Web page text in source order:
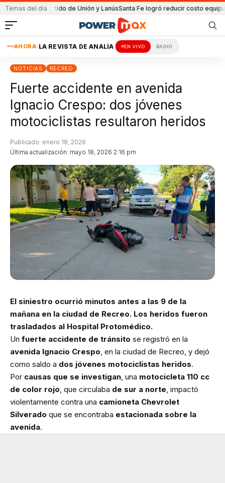
Temas del día
el partido de Unión y LanúsSanta Fe logró reducir costo equipamiento
AHORA: LA REVISTA DE ANALÍA EN VIVO RADIO
NOTICIAS RECREO
Fuerte accidente en avenida
Ignacio Crespo: dos jóvenes
motociclistas resultaron heridos
Última actualización: mayo 18, 2026 2:16 pm
Publicado: enero 18, 2026
El siniestro ocurrió minutos antes a las 9 de la
mañana en la ciudad de Recreo. Los heridos fueron
trasladados al Hospital Protomédico.
Un fuerte accidente de tránsito se registró en la
avenida Ignacio Crespo, en la ciudad de Recreo, y dejó
como saldo a dos jóvenes motociclistas heridos.
Por causas que se investigan, una motocicleta 110 cc
de color rojo, que circulaba de sur a norte, impactó
violentamente contra una camioneta Chevrolet
Silverado que se encontraba estacionada sobre la
avenida.